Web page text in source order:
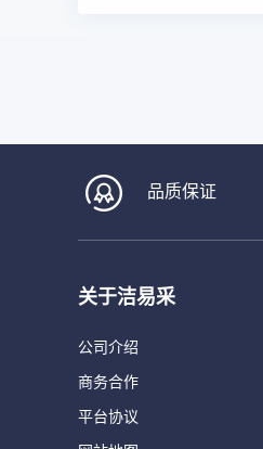
品质保证
关于洁易采
公司介绍
商务合作
平台协议